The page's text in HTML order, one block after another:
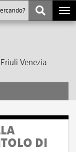
Venezia
DI